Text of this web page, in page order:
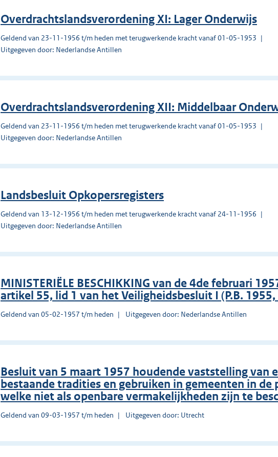
Overdrachtslandsverordening XI: Lager Onderwijs
Geldend van 23-11-1956 t/m heden met terugwerkende kracht vanaf 01-05-1953
Uitgegeven door: Nederlandse Antillen
Overdrachtslandsverordening XII: Middelbaar
Geldend van 23-11-1956 t/m heden met terugwerkende kracht vanaf 01-05-1953
Uitgegeven door: Nederlandse Antillen
Landsbesluit Opkopersregisters
Geldend van 13-12-1956 t/m heden met terugwerkende kracht vanaf 24-11-1956
Uitgegeven door: Nederlandse Antillen
MINISTERIËLE BESCHIKKING van de 4de februari
artikel 55, lid 1 van het Veiligheidsbesluit I (P.B.
Geldend van 05-02-1957 t/m heden Uitgegeven door: Nederlandse Antillen
Besluit van 5 maart 1957 houdende vaststelling van
bestaande tradities en gebruiken in gemeenten in
welke niet als openbare vermakelijkheden zijn te
Geldend van 09-03-1957 t/m heden Uitgegeven door: Utrecht